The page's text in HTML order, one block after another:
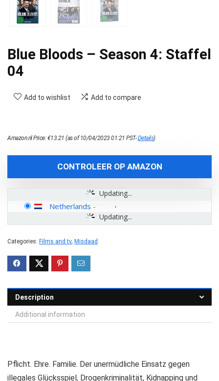
Blue Bloods – Season 4: Staffel
04
Add to wishlist Add to compare
Amazon.nl Price:€13.21 (as of 10/04/2023 01:21 PST-Details)
CONTROLEER OP AMAZON
Updating...
Updating...
Netherlands -
Categories: Films and tv, Misdaad
Description
Additional information
Pflicht. Ehre. Familie. Der unermüdliche Einsatz gegen
illegales Glücksspiel, Drogenkriminalität, Kidnapping und